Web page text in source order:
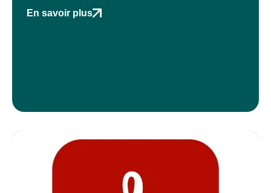
En savoir plus